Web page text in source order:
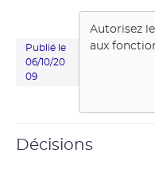
Publié le
06/10/20
09
Autorisez
aux
Décisions